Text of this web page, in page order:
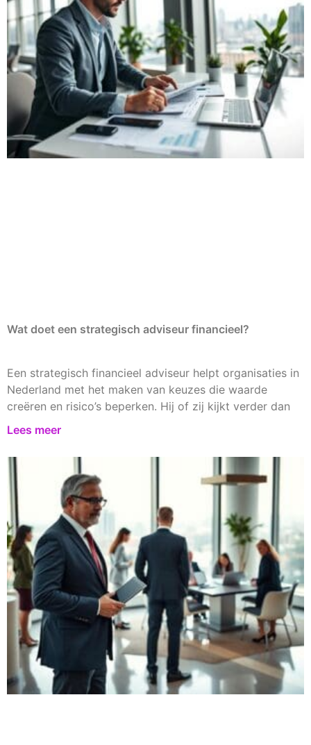
Wat doet een strategisch adviseur financieel?
Een strategisch financieel adviseur helpt organisaties in
Nederland met het maken van keuzes die waarde
creëren en risico’s beperken. Hij of zij kijkt verder dan
Lees meer